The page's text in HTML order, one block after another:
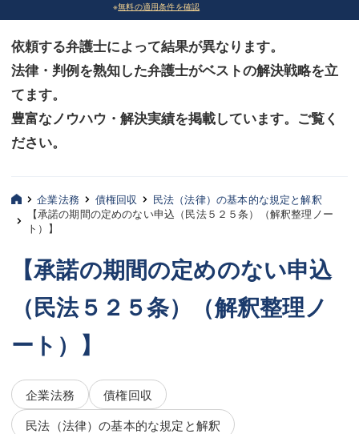
法律相談など（その他）
お客様へ
みずほ中央の特長・実質編
みずほ中央の特長・形式編
三平 聡史
坂本 陽一
桶川 聡
三平 隆史
吉元 優仁
小川 祐
※無料の適用条件を確認
依頼する弁護士によって結果が異なります。
法律・判例を熟知した弁護士がベストの解決戦略を立
てます。
豊富なノウハウ・解決実績を掲載しています。ご覧く
ださい。
法律相談など（その他）
お客様へ
みずほ中央の特長・実質編
みずほ中央の特長・形式編
三平 聡史
坂本 陽一
桶川 聡
三平 隆史
吉元 優仁
弁護士費用
企業法務 債権回収
民法（法律）の基本的な規定と解釈
【承諾の期間の定めのない申込（民法５２５条）（解釈整理ノー
ト）】
【承諾の期間の定めのない申込
（民法５２５条）（解釈整理ノ
ート）】
企業法務
債権回収
民法（法律）の基本的な規定と解釈